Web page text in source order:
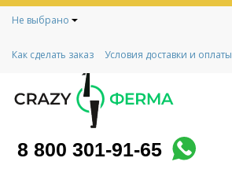
Не выбрано
Как сделать заказ Условия доставки и оплаты
Контакты
Социальный контракт
Любимая ферма
8 800 301-91-65